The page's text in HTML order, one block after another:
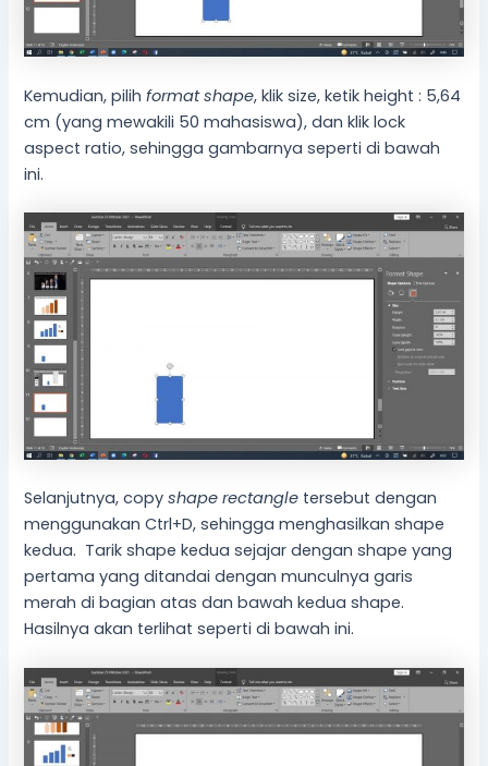
Kemudian, pilihformat shape, klik size, ketik height : 5,64
cm (yang mewakili 50 mahasiswa), dan klik lock
aspect ratio, sehingga gambarnya seperti di bawah
ini.
Selanjutnya, copyshape rectangle tersebut dengan
menggunakan Ctrl+D, sehingga menghasilkan shape
kedua. Tarik shape kedua sejajar dengan shape yang
pertama yang ditandai dengan munculnya garis
merah di bagian atas dan bawah kedua shape.
Hasilnya akan terlihat seperti di bawah ini.